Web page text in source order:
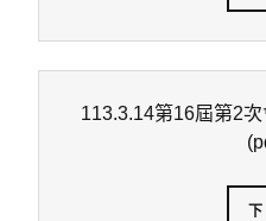
113.3.14第16屆第2